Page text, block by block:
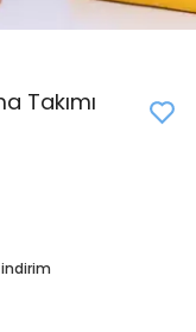
Takımı
indirim